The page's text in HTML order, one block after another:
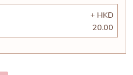
+ HKD
20.00